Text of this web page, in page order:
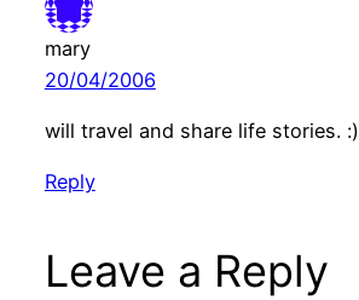
mary
20/04/2006
will travel and share life stories. :)
Reply
Leave a Reply